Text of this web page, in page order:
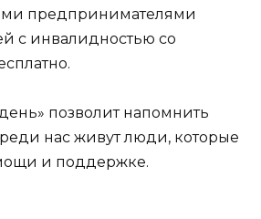
предпринимателями
с инвалидностью со
позволит напомнить
нас живут люди, которые
и поддержке.